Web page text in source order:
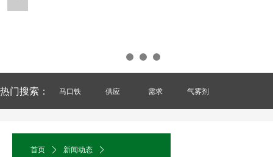
热门搜索： 马口铁 供应 需求 气雾剂
首页 ꄲ 新闻动态 ꄲ